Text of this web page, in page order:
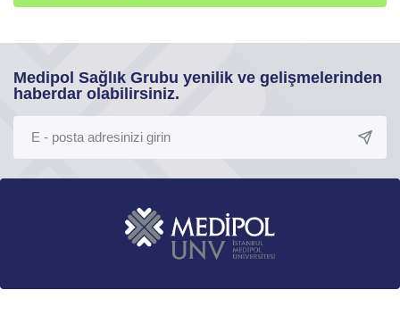
Medipol Sağlık Grubu yenilik ve gelişmelerinden
haberdar olabilirsiniz.